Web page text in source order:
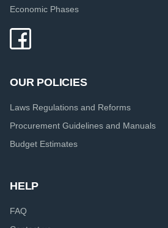
Economic Phases
OUR POLICIES
Laws Regulations and Reforms
Procurement Guidelines and Manuals
Budget Estimates
HELP
FAQ